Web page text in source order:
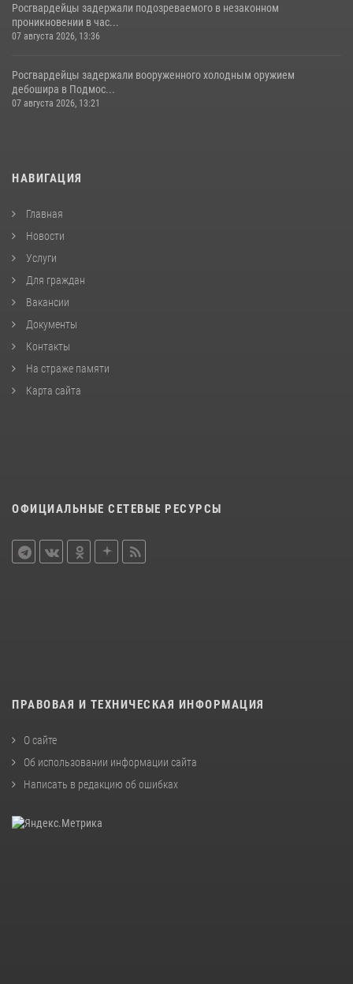
Росгвардейцы задержали подозреваемого в незаконном
проникновении в час...
07 августа 2026, 13:36
Росгвардейцы задержали вооруженного холодным оружием
дебошира в Подмос...
07 августа 2026, 13:21
НАВИГАЦИЯ
Главная
Новости
Услуги
Для граждан
Вакансии
Документы
Контакты
На страже памяти
Карта сайта
ОФИЦИАЛЬНЫЕ СЕТЕВЫЕ РЕСУРСЫ
ПРАВОВАЯ И ТЕХНИЧЕСКАЯ ИНФОРМАЦИЯ
О сайте
Об использовании информации сайта
Написать в редакцию об ошибках